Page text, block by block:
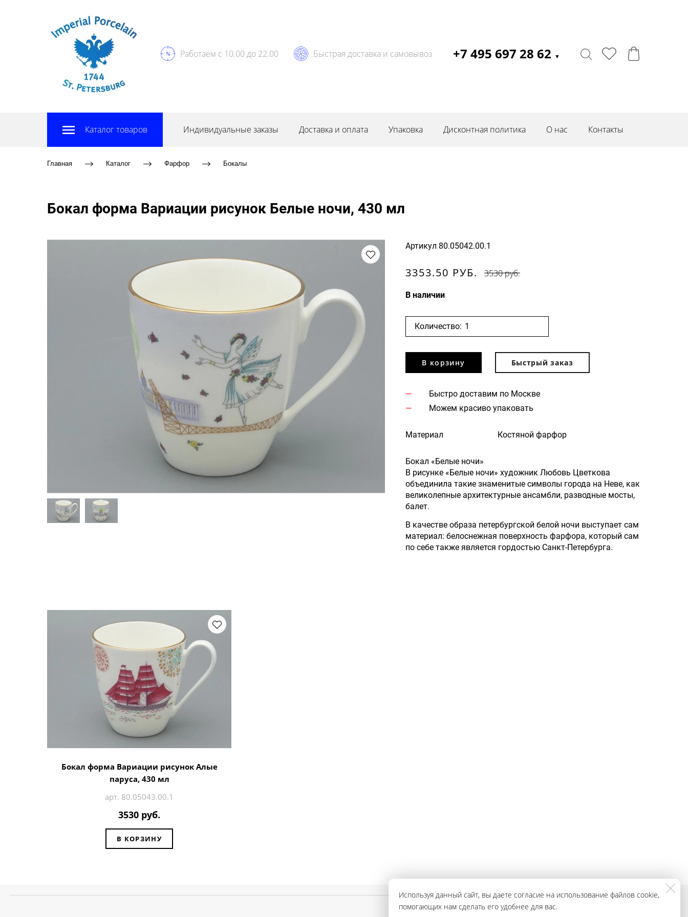
Работаем с 10.00 до 22.00 Быстрая доставка и самовывоз +7 495 697 28 62 ▼
Каталог товаров Индивидуальные заказы Доставка и оплата Упаковка Дисконтная политика О нас Контакты
Главная Каталог Фарфор Бокалы
Бокал форма Вариации рисунок Белые ночи, 430 мл
Артикул 80.05042.00.1
3353.50 РУБ. 3530 руб.
В наличии
Количество:
В корзину Быстрый заказ
Быстро доставим по Москве
Можем красиво упаковать
Материал Костяной фарфор
Бокал «Белые ночи»
В рисунке «Белые ночи» художник Любовь Цветкова
объединила такие знаменитые символы города на Неве, как
великолепные архитектурные ансамбли, разводные мосты,
балет.
В качестве образа петербургской белой ночи выступает сам
материал: белоснежная поверхность фарфора, который сам
по себе также является гордостью Санкт-Петербурга.
Бокал форма Вариации рисунок Алые
паруса, 430 мл
арт. 80.05043.00.1
3530 руб.
В КОРЗИНУ
Используя данный сайт, вы даете согласие на использование файлов cookie,
помогающих нам сделать его удобнее для вас.